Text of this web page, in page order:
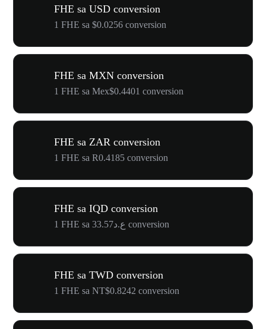
FHE sa USD conversion
1 FHE sa $0.0256 conversion
FHE sa MXN conversion
1 FHE sa Mex$0.4401 conversion
FHE sa ZAR conversion
1 FHE sa R0.4185 conversion
FHE sa IQD conversion
1 FHE sa ع.د33.57 conversion
FHE sa TWD conversion
1 FHE sa NT$0.8242 conversion